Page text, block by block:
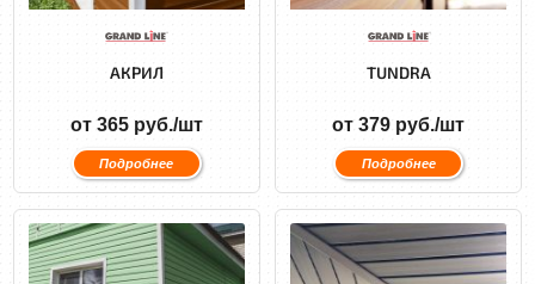
АКРИЛ
от 365 руб./шт
Подробнее
TUNDRA
от 379 руб./шт
Подробнее